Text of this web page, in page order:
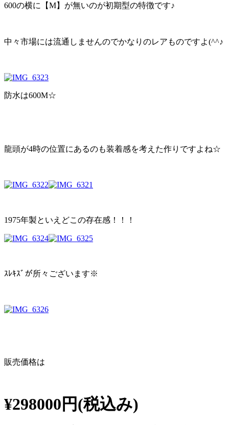
600の横に【M】が無いのが初期型の特徴です♪
中々市場には流通しませんのでかなりのレアものですよ(^^♪
防水は600M☆
龍頭が4時の位置にあるのも装着感を考えた作りですよね☆
1975年製といえどこの存在感！！！
ｽﾚｷｽﾞが所々ございます※
販売価格は
¥298000円(税込み)